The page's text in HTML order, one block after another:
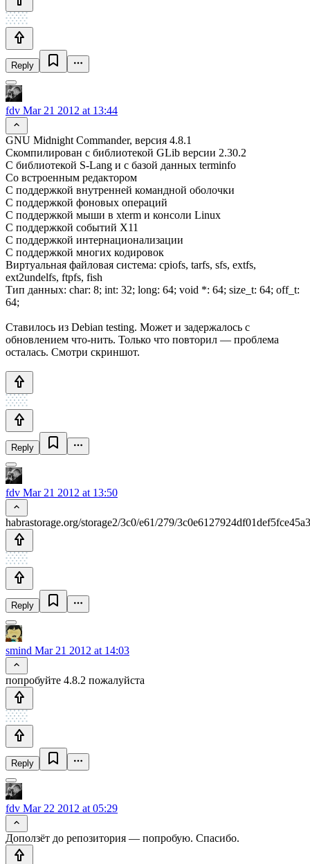
Reply
fdv Mar 21 2012 at 13:44
GNU Midnight Commander, версия 4.8.1
Скомпилирован с библиотекой GLib версии 2.30.2
С библиотекой S-Lang и с базой данных terminfo
Со встроенным редактором
C поддержкой внутренней командной оболочки
С поддержкой фоновых операций
С поддержкой мыши в xterm и консоли Linux
С поддержкой событий X11
С поддержкой интернационализации
С поддержкой многих кодировок
Виртуальная файловая система: cpiofs, tarfs, sfs, extfs,
ext2undelfs, ftpfs, fish
Тип данных: char: 8; int: 32; long: 64; void *: 64; size_t: 64; off_t:
64;
Ставилось из Debian testing. Может и задержалось с
обновлением что-нить. Только что повторил — проблема
осталась. Смотри скриншот.
Reply
fdv Mar 21 2012 at 13:50
habrastorage.org/storage2/3c0/e61/279/
Reply
smind Mar 21 2012 at 14:03
попробуйте 4.8.2 пожалуйста
Reply
fdv Mar 22 2012 at 05:29
Доползёт до репозитория — попробую. Спасибо.